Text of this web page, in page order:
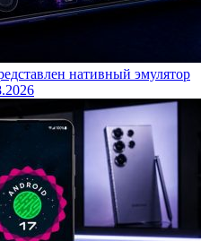
нативный эмулятор